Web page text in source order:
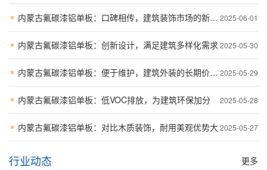
2025-06-01
内蒙古氟碳漆铝单板：口碑相传，建筑装饰市场的新宠儿
2025-05-30
内蒙古氟碳漆铝单板：创新设计，满足建筑多样化需求
2025-05-29
内蒙古氟碳漆铝单板：便于维护，建筑外装的长期价值之选
2025-05-28
内蒙古氟碳漆铝单板：低VOC排放，为建筑环保加分
2025-05-27
内蒙古氟碳漆铝单板：对比木质装饰，耐用美观优势大
更多
行业动态